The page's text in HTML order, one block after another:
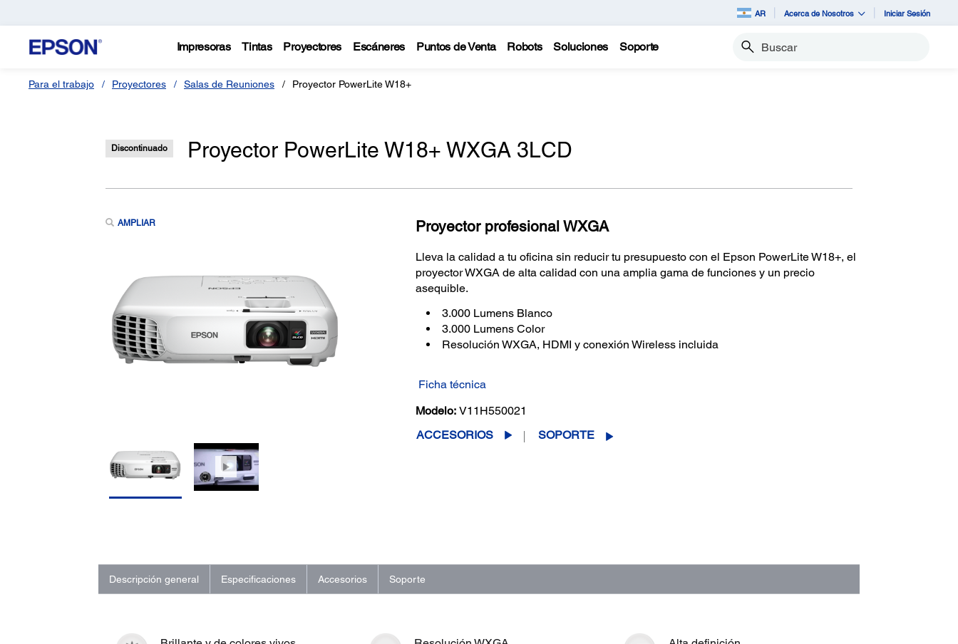
AR Acerca de Nosotros Iniciar Sesión
Impresoras Tintas Proyectores Escáneres Puntos de Venta Robots Soluciones Soporte Buscar
Para el trabajo Proyectores Salas de Reuniones Proyector PowerLite W18+
Discontinuado Proyector PowerLite W18+ WXGA 3LCD
AMPLIAR Proyector profesional WXGA
Lleva la calidad a tu oficina sin reducir tu presupuesto con el Epson PowerLite W18+, el
proyector WXGA de alta calidad con una amplia gama de funciones y un precio
asequible.
3.000 Lumens Blanco
3.000 Lumens Color
Resolución WXGA, HDMI y conexión Wireless incluida
Ficha técnica
Modelo: V11H550021
ACCESORIOS
SOPORTE
Descripción general Especificaciones Accesorios Soporte